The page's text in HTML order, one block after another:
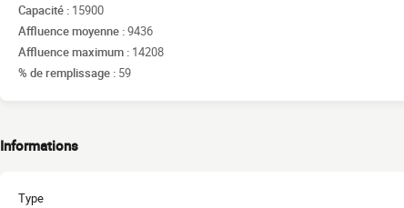
Capacité : 15900
Affluence moyenne :9436
Affluence maximum : 14208
% de remplissage : 59
Informations
Type